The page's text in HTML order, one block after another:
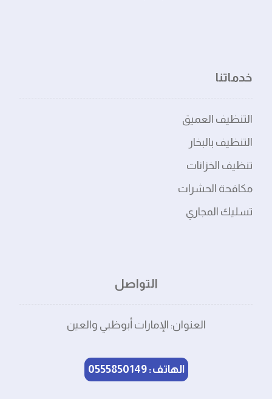
خدماتنا
التنظيف العميق
التنظيف بالبخار
تنظيف الخزانات
مكافحة الحشرات
تسليك المجاري
التواصل
العنوان: الإمارات أبوظبي والعين
الهاتف: 0555850149